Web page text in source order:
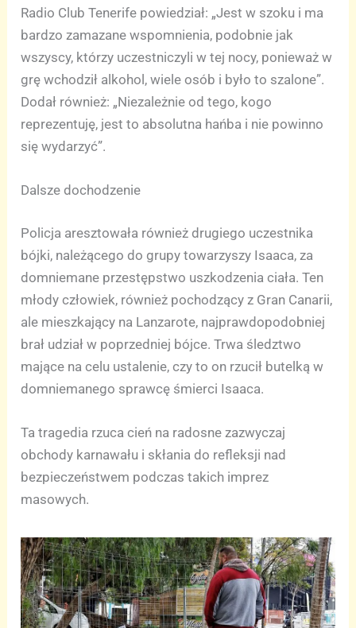
Radio Club Tenerife powiedział: „Jest w szoku i ma
bardzo zamazane wspomnienia, podobnie jak
wszyscy, którzy uczestniczyli w tej nocy, ponieważ w
grę wchodził alkohol, wiele osób i było to szalone”.
Dodał również: „Niezależnie od tego, kogo
reprezentuję, jest to absolutna hańba i nie powinno
się wydarzyć”.
Dalsze dochodzenie
Policja aresztowała również drugiego uczestnika
bójki, należącego do grupy towarzyszy Isaaca, za
domniemane przestępstwo uszkodzenia ciała. Ten
młody człowiek, również pochodzący z Gran Canarii,
ale mieszkający na Lanzarote, najprawdopodobniej
brał udział w poprzedniej bójce. Trwa śledztwo
mające na celu ustalenie, czy to on rzucił butelką w
domniemanego sprawcę śmierci Isaaca.
Ta tragedia rzuca cień na radosne zazwyczaj
obchody karnawału i skłania do refleksji nad
bezpieczeństwem podczas takich imprez
masowych.